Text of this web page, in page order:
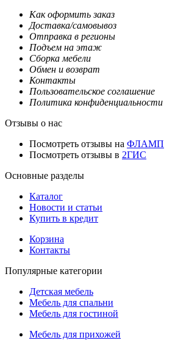
Как оформить заказ
Доставка/самовывоз
Отправка в регионы
Подъем на этаж
Сборка мебели
Обмен и возврат
Контакты
Пользовательское соглашение
Политика конфиденциальности
Отзывы о нас
Посмотреть отзывы на ФЛАМП
Посмотреть отзывы в 2ГИС
Основные разделы
Каталог
Новости и статьи
Купить в кредит
Корзина
Контакты
Популярные категории
Детская мебель
Мебель для спальни
Мебель для гостиной
Мебель для прихожей